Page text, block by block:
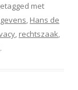
met
, Hans de
, rechtszaak,
.